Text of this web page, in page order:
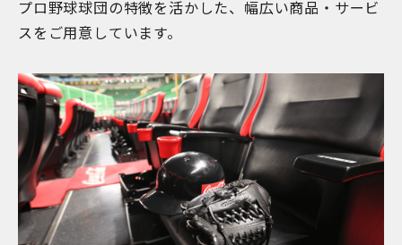
プロ野球球団の特徴を活かした、幅広い商品・サービ
スをご用意しています。